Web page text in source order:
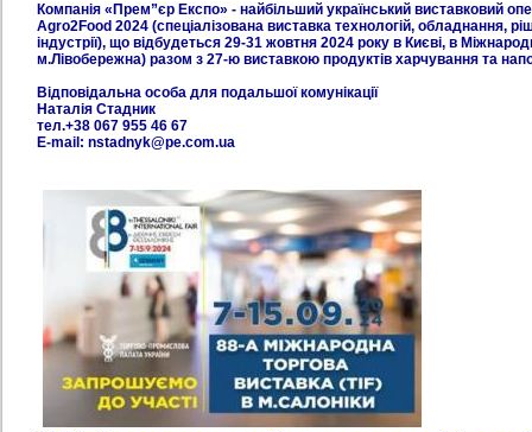
Компанія «Прем”єр Експо» - найбільший український виставковий
Agro2Food 2024 (спеціалізована виставка технологій, обладнання,
індустрії), що відбудеться 29-31 жовтня 2024 року в Києві, в
м.Лівобережна) разом з 27-ю виставкою продуктів харчування та
Відповідальна особа для подальшої комунікації
Наталія Стадник
тел.+38 067 955 46 67
E-mail: nstadnyk@pe.com.ua